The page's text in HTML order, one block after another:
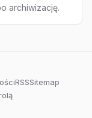
archiwizację.
RSSSitemap